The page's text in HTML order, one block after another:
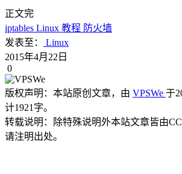
正文完
iptables Linux 教程 防火墙
发表至：
Linux
2015年4月22日
0
版权声明： 本站原创文章，由 VPSWe 于
计1921字。
转载说明：
除特殊说明外本站文章皆由
请注明出处。